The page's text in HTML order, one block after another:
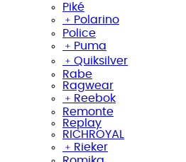
Piké
﹢ Polarino
Police
﹢ Puma
﹢ Quiksilver
Rabe
Ragwear
﹢ Reebok
Remonte
Replay
RICHROYAL
﹢ Rieker